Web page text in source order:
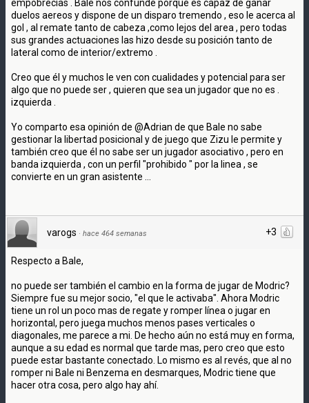
empobrecías . Bale nos confunde porque es capaz de ganar
duelos aereos y dispone de un disparo tremendo , eso le acerca al
gol , al remate tanto de cabeza ,como lejos del area , pero todas
sus grandes actuaciones las hizo desde su posición tanto de
lateral como de interior/extremo .
Creo que él y muchos le ven con cualidades y potencial para ser
algo que no puede ser , quieren que sea un jugador que no es .
izquierda .
Yo comparto esa opinión de @Adrian de que Bale no sabe
gestionar la libertad posicional y de juego que Zizu le permite y
también creo que él no sabe ser un jugador asociativo , pero en
banda izquierda , con un perfil "prohibido " por la linea , se
convierte en un gran asistente ...
+3
varogs · hace 464 semanas
Respecto a Bale,
no puede ser también el cambio en la forma de jugar de Modric?
Siempre fue su mejor socio, "el que le activaba". Ahora Modric
tiene un rol un poco mas de regate y romper línea o jugar en
horizontal, pero juega muchos menos pases verticales o
diagonales, me parece a mi. De hecho aún no está muy en forma,
aunque a su edad es normal que tarde mas, pero creo que esto
puede estar bastante conectado. Lo mismo es al revés, que al no
romper ni Bale ni Benzema en desmarques, Modric tiene que
hacer otra cosa, pero algo hay ahí.